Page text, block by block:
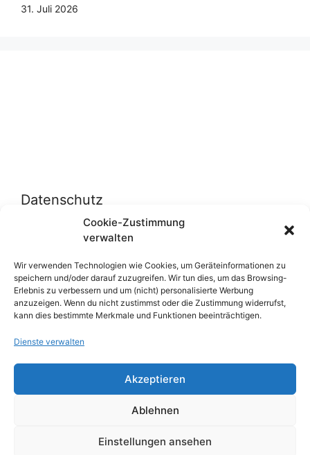
Cookie-Zustimmung
verwalten
Wir verwenden Technologien wie Cookies, um Geräteinformationen zu
speichern und/oder darauf zuzugreifen. Wir tun dies, um das Browsing-
Erlebnis zu verbessern und um (nicht) personalisierte Werbung
anzuzeigen. Wenn du nicht zustimmst oder die Zustimmung widerrufst,
kann dies bestimmte Merkmale und Funktionen beeinträchtigen.
Dienste verwalten
Akzeptieren
Ablehnen
Einstellungen ansehen
31. Juli 2026
Datenschutz
Datenschutzerklärung
Cookie-Richtlinie (EU)
Über uns
Impressum
Werben auf inn-sider
Einkaufen bei INN-SIDER-Partnern